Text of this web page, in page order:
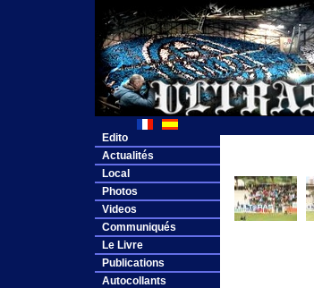
Edito
Actualités
Local
Photos
Videos
Communiqués
Le Livre
Publications
Autocollants